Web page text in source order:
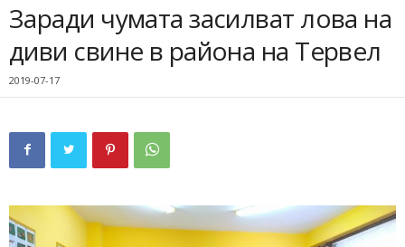
Заради чумата засилват лова на
диви свине в района на Тервел
2019-07-17